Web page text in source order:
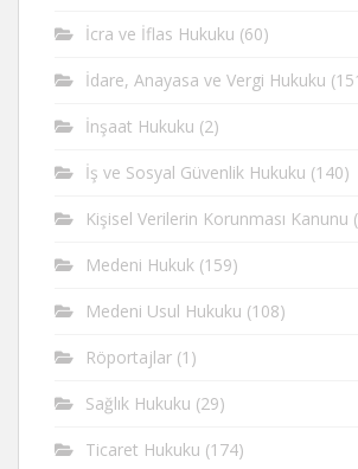
İcra ve İflas Hukuku (60)
İdare, Anayasa ve Vergi Hukuku
İnşaat Hukuku (2)
İş ve Sosyal Güvenlik Hukuku (140)
Kişisel Verilerin Korunması Kanunu
Medeni Hukuk (159)
Medeni Usul Hukuku (108)
Röportajlar (1)
Sağlık Hukuku (29)
Ticaret Hukuku (174)